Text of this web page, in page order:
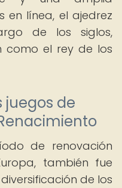
en línea, el ajedrez
de los siglos,
como el rey de los
juegos de
de renovación
también fue
de los